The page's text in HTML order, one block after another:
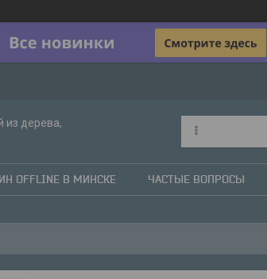
из дерева,
OFFLINE В МИНСКЕ ЧАСТЫЕ ВОПРОСЫ